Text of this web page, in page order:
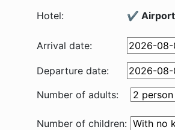
Hotel: ✔️ Airport
Arrival date:
Departure date:
Number of adults:
Number of children: